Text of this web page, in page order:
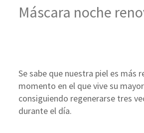
Máscara noche
Se sabe que nuestra piel es más
momento en el que vive su
consiguiendo regenerarse tres
durante el día.